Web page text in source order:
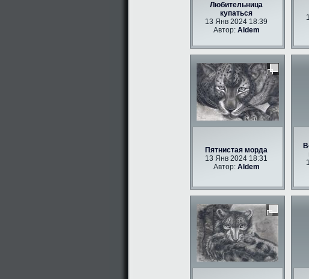
Любительница
купаться
13 Янв 2024 18:39
Автор: Aldem
Пятнистая морда
13 Янв 2024 18:31
Автор: Aldem